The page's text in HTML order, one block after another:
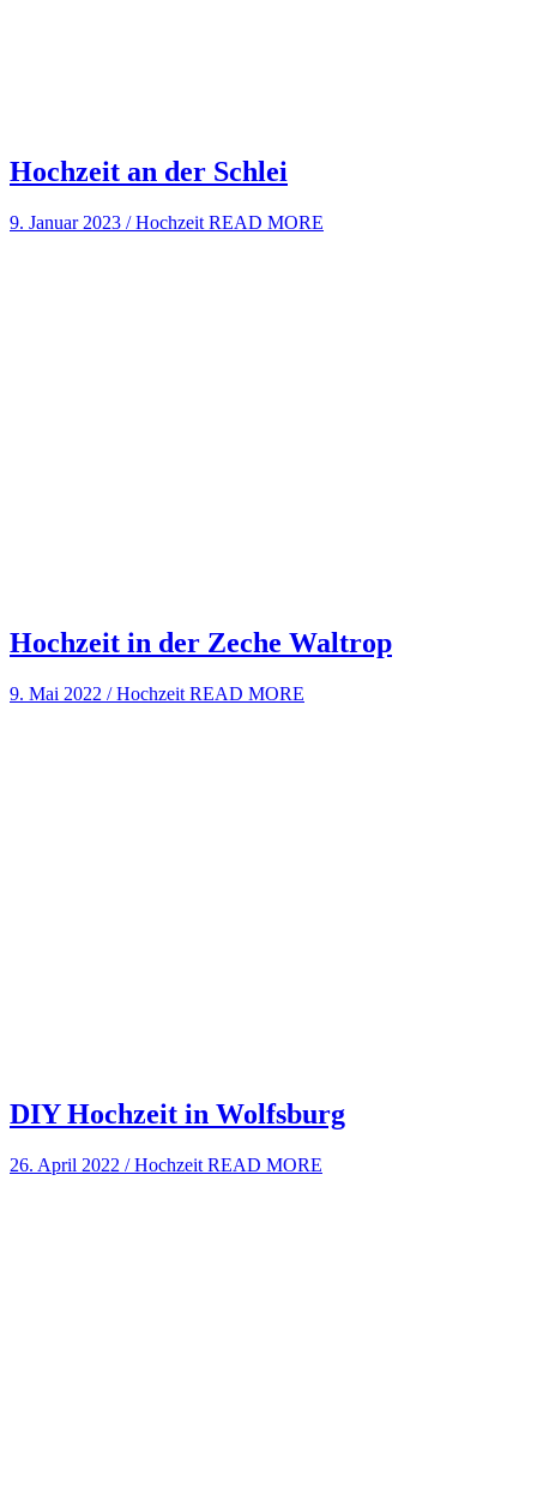
Hochzeit an der Schlei
9. Januar 2023 /Hochzeit READ MORE
Hochzeit in der Zeche Waltrop
9. Mai 2022 /Hochzeit READ MORE
DIY Hochzeit in Wolfsburg
26. April 2022 /Hochzeit READ MORE